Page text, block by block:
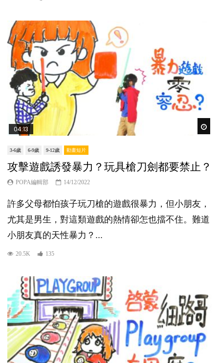
04:13
3-6歲 6-9歲 9-12歲 動畫短片
攻擊遊戲誘發暴力？玩具槍刀劍都要禁止？
POPA編輯部 14/12/2022
許多父母都怕孩子玩刀槍的遊戲很暴力，但小朋友，
尤其是男生，對這類遊戲的熱情卻怎也擋不住。難道
小朋友真的天性暴力？...
20.5K 135